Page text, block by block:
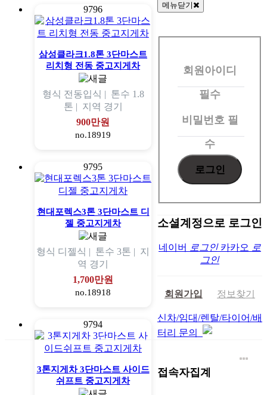
9796
삼성클라크1.8톤 3단마스트
리치형 전동 중고지게차
형식 전동입식 | 톤수 1.8
톤 | 지역 경기
900만원
no.18919
9795
현대포렉스3톤 3단마스트 디
젤 중고지게차
형식 디젤식 | 톤수 3톤 | 지
역 경기
1,700만원
no.18918
9794
3톤지게차 3단마스트 사이드
쉬프트 중고지게차
메뉴닫기
회
회원아이디
필수
비밀번호 필
수
소셜계정으로 로그인
네이버 로그인 카카오 로
그인
회원가입 정보찾기
신차/임대/렌탈/타이어/배
터리 문의
접속자집계